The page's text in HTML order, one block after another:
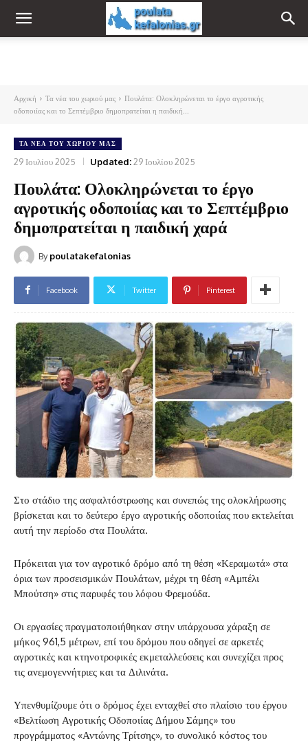
Αρχική Τα νέα του χωριού μας
Πουλάτα: Ολοκληρώνεται το έργο αγροτικής
οδοποιίας και το Σεπτέμβριο δημοπρατείται η παιδική...
ΤΑ ΝΈΑ ΤΟΥ ΧΩΡΙΟΎ ΜΑΣ
29 Ιουλίου 2025 Updated:29 Ιουλίου 2025
Πουλάτα: Ολοκληρώνεται το έργο
αγροτικής οδοποιίας και το Σεπτέμβριο
δημοπρατείται η παιδική χαρά
By poulatakefalonias
Facebook Twitter Pinterest
Στο στάδιο της ασφαλτόστρωσης και συνεπώς της ολοκλήρωσης
βρίσκεται και το δεύτερο έργο αγροτικής οδοποιίας που εκτελείται
αυτή την περίοδο στα Πουλάτα.
Πρόκειται για τον αγροτικό δρόμο από τη θέση «Κεραμωτά» στα
όρια των προσεισμικών Πουλάτων, μέχρι τη θέση «Αμπέλι
Μπούτση» στις παρυφές του λόφου Φρεμούδα.
Οι εργασίες πραγματοποιήθηκαν στην υπάρχουσα χάραξη σε
μήκος 961,5 μέτρων, επί του δρόμου που οδηγεί σε αρκετές
αγροτικές και κτηνοτροφικές εκμεταλλεύσεις και συνεχίζει προς
τις ανεμογεννήτριες και τα Διλινάτα.
Υπενθυμίζουμε ότι ο δρόμος έχει ενταχθεί στο πλαίσιο του έργου
«Βελτίωση Αγροτικής Οδοποιίας Δήμου Σάμης» του
προγράμματος «Αντώνης Τρίτσης», το συνολικό κόστος του